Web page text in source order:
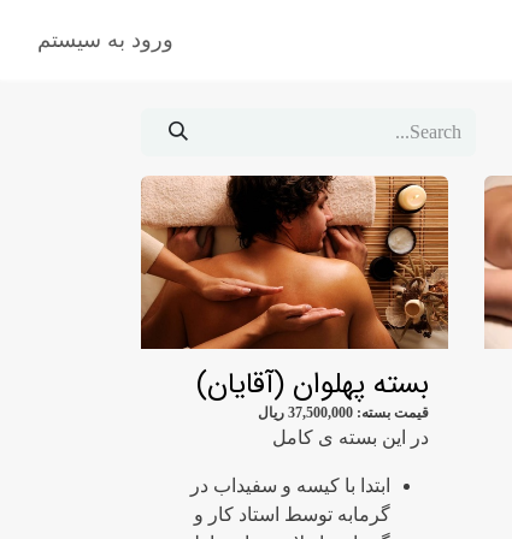
ورود به سیستم
بسته پهلوان (آقایان)
قیمت بسته: 37,500,000 ریال
در این بسته ی کامل
ابتدا با کیسه و سفیداب در
گرمابه توسط استاد کار و